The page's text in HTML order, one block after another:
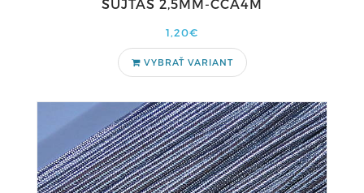
ŠUJTÁŠ 2,5MM-CCA4M
1,20€
VYBRAŤ VARIANT